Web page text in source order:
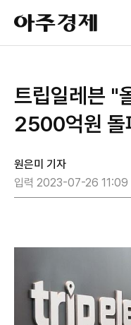
아
주
경
트립일레븐 "
2500억원 돌
원은미 기자
입력 2023-07-26 11:09